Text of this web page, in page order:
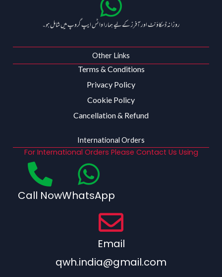
روزانہ ڈسکاؤنٹ اور آفرز کے لیے ہمارا واٹس ایپ گروپ میں شامل ہو۔
Other Links
Terms & Conditions
Privacy Policy
Cookie Policy
Cancellation & Refund
International Orders
For International Orders Please Contact Us Using
Call NowWhatsApp
Email
qwh.india@gmail.com